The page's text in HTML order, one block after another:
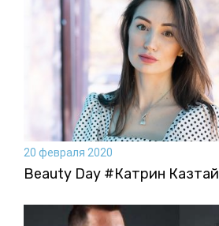
20 февраля 2020
Beauty Day #Катрин Казтай